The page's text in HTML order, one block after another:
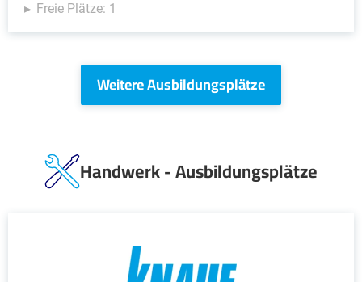
Freie Plätze: 1
Weitere Ausbildungsplätze
Handwerk - Ausbildungsplätze